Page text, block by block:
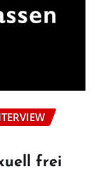
frei